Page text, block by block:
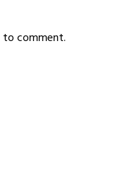
to comment.